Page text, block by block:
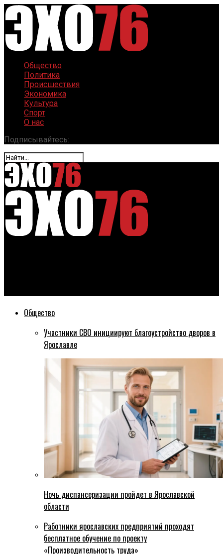
Общество
Политика
Происшествия
Экономика
Культура
Спорт
О нас
Подписывайтесь:
Общество
Участники СВО инициируют благоустройство дворов в
Ярославле
Ночь диспансеризации пройдет в Ярославской
области
Работники ярославских предприятий проходят
бесплатное обучение по проекту
«Производительность труда»